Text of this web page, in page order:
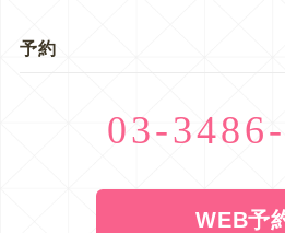
予約
03-
WEB予